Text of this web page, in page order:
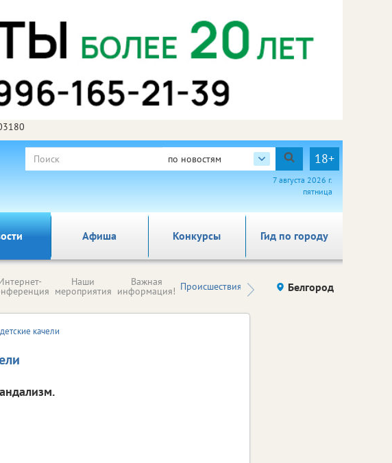
по новостям 18+
7 августа 2026 г.
пятница
Афиша Гид по городу
Конкурсы
Наши
мероприятия
Важная
информация! Происшествия Здоровье компаний (на
правах
Белгород
качели